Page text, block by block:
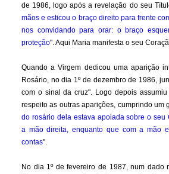
de 1986, logo após a revelação do seu
mãos e esticou o braço direito para frente
nos convidando para orar: o braço
proteção". Aqui Maria manifesta o seu
Quando a Virgem dedicou uma aparição
Rosário, no dia 1º de dezembro de 1986,
com o sinal da cruz". Logo depois
respeito as outras aparições, cumprindo um
do rosário dela estava apoiada sobre o seu
a mão direita, enquanto que com a mão
contas".
No dia 1º de fevereiro de 1987, num dado